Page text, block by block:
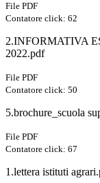
File PDF
Contatore click: 62
2.INFORMATIVA
2022.pdf
File PDF
Contatore click: 50
5.brochure_scuola
File PDF
Contatore click: 67
1.lettera istituti